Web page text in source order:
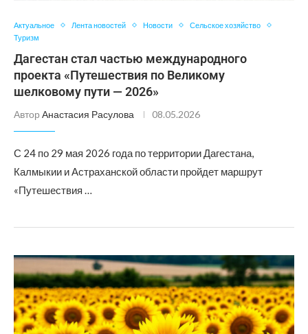
Актуальное Лента новостей Новости
Сельское хозяйство
Туризм
Дагестан стал частью международного
проекта «Путешествия по Великому
шелковому пути — 2026»
Автор Анастасия Расулова 08.05.2026
С 24 по 29 мая 2026 года по территории Дагестана,
Калмыкии и Астраханской области пройдет маршрут
«Путешествия …